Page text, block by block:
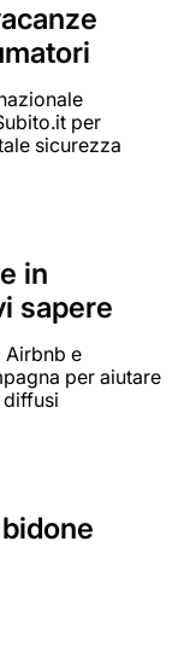
per
sicurezza
in
sapere
Airbnb e
per aiutare